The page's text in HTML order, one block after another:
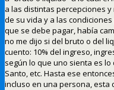
a las distintas percepciones
de su vida y a las
que se debe pagar, había
no me dijo si del bruto o del
cuento: 10% del ingreso,
según lo que uno sienta es
Santo, etc. Hasta ese
incluso en una persona, esta